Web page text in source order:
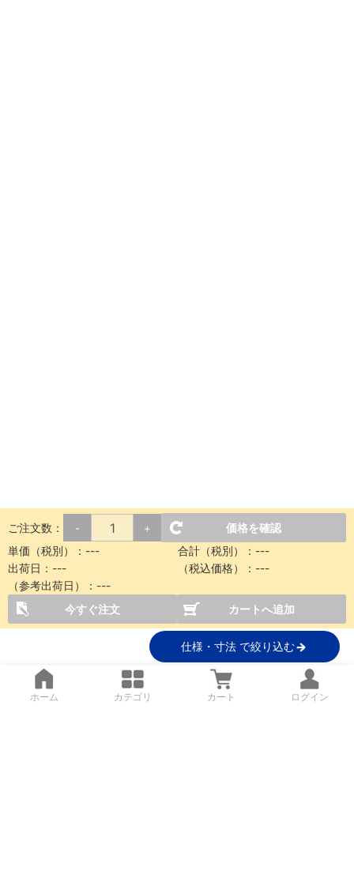
ご注文数： - +
価格を確認
単価（税別）： --- 合計（税別）： ---
出荷日： --- （税込価格）： ---
（参考出荷日）： ---
今すぐ注文
カートへ追加
仕様・寸法 で絞り込む
ホーム カテゴリ カート ログイン